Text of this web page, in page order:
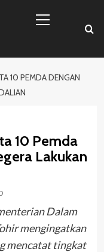
Menu
10 PEMDA DENGAN
10 Pemda
Lakukan
Dalam
mengingatkan
mencatat tingkat